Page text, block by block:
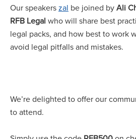
Our speakerszal be joined byAli
RFB Legal who will share best
legal packs, and how best to work
avoid legal pitfalls and mistakes.
We’re delighted to offer our
to attend.